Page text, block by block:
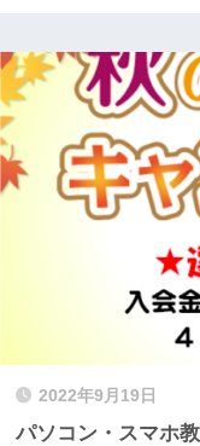
2022年9月19日
パソコン・スマホ